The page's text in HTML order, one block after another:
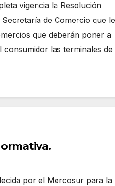
vigencia la Resolución
de Comercio que le
que deberán poner a
consumidor las terminales de
por el Mercosur para la